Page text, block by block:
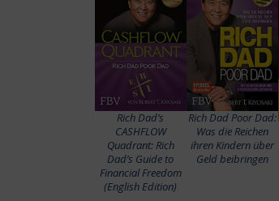
Rich Dad’s
CASHFLOW
Quadrant: Rich
Dad’s Guide to
Financial Freedom
(English Edition)
Rich Dad Poor Dad:
Was die Reichen
ihren Kindern über
Geld beibringen